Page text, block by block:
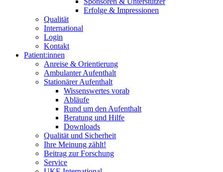
Erfolge & Impressionen
Qualität
International
Login
Kontakt
Patient:innen
Anreise & Orientierung
Ambulanter Aufenthalt
Stationärer Aufenthalt
Wissenswertes vorab
Abläufe
Rund um den Aufenthalt
Beratung und Hilfe
Downloads
Qualität und Sicherheit
Ihre Meinung zählt!
Beitrag zur Forschung
Service